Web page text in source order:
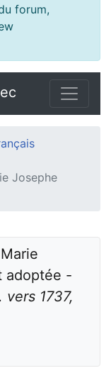
forum,
Josephe
1737,